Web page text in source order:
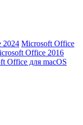
2024 Microsoft Office
Office 2016
Office для macOS